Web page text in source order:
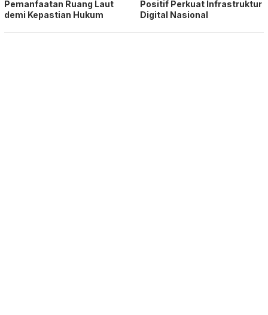
Pemanfaatan Ruang Laut
demi Kepastian Hukum
Positif Perkuat Infrastruktur
Digital Nasional